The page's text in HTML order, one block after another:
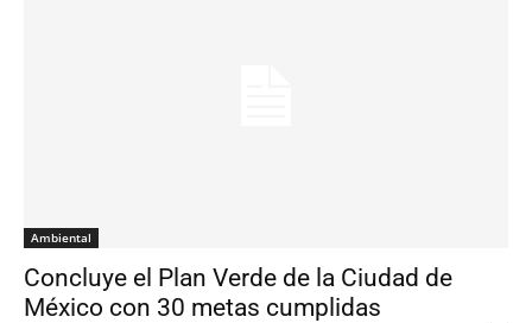
Ambiental
Concluye el Plan Verde de la Ciudad de
México con 30 metas cumplidas